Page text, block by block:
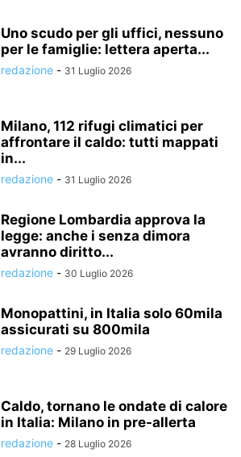
Uno scudo per gli uffici, nessuno
per le famiglie: lettera aperta...
redazione - 31 Luglio 2026
Milano, 112 rifugi climatici per
affrontare il caldo: tutti mappati
in...
redazione - 31 Luglio 2026
Regione Lombardia approva la
legge: anche i senza dimora
avranno diritto...
redazione - 30 Luglio 2026
Monopattini, in Italia solo 60mila
assicurati su 800mila
redazione - 29 Luglio 2026
Caldo, tornano le ondate di calore
in Italia: Milano in pre-allerta
redazione - 28 Luglio 2026